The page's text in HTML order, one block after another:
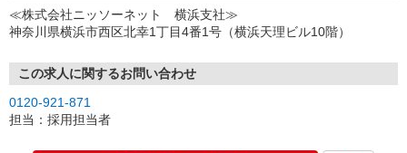
（3）選考・お仕事のご案内
↓
※紹介予定派遣・職業紹介などで、正職員登用前提でのお仕事も可
能です。
≪株式会社ニッソーネット 横浜支社≫
神奈川県横浜市西区北幸1丁目4番1号（横浜天理ビル10階）
この求人に関するお問い合わせ
0120-921-871
担当：採用担当者